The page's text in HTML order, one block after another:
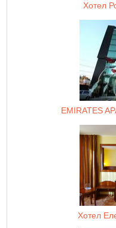
Хотел
EMIRATES
Хотел